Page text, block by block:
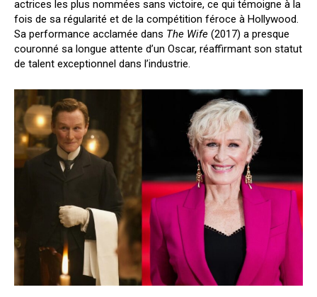
actrices les plus nommées sans victoire, ce qui témoigne à la
fois de sa régularité et de la compétition féroce à Hollywood.
Sa performance acclamée dans The Wife (2017) a presque
couronné sa longue attente d’un Oscar, réaffirmant son statut
de talent exceptionnel dans l’industrie.